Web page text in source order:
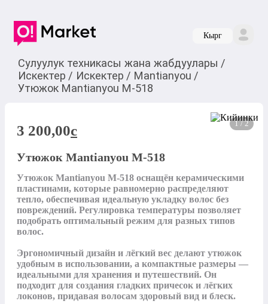
Кырг
Сулуулук техникасы жана жабдуулары /
Искектер / Искектер / Mantianyou /
Утюжок Mantianyou М-518
1 / 2
3 200,00c
Утюжок Mantianyou М-518
Утюжок Mantianyou М-518 оснащён керамическими
пластинами, которые равномерно распределяют
тепло, обеспечивая идеальную укладку волос без
повреждений. Регулировка температуры позволяет
подобрать оптимальный режим для разных типов
волос.
Эргономичный дизайн и лёгкий вес делают утюжок
удобным в использовании, а компактные размеры —
идеальными для хранения и путешествий. Он
подходит для создания гладких причесок и лёгких
локонов, придавая волосам здоровый вид и блеск.